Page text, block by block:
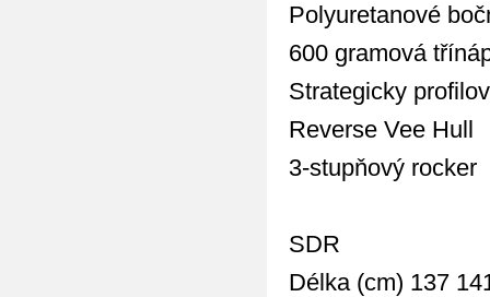
Polyuretanové
600 gramová
Strategicky
Reverse Vee Hull
3-stupňový rocker
SDR
Délka (cm) 137